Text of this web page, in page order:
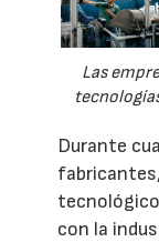
Las
Durante
con la